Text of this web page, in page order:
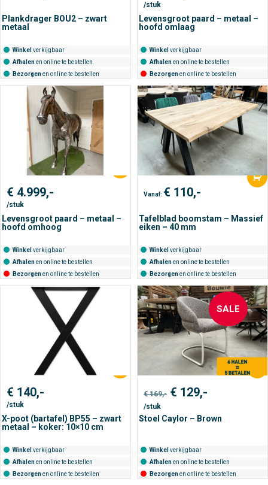
Plankdrager BOU2 – zwart
metaal
Winkel verkijgbaar
Afhalenen online te bestellen
Bezorgenen online te bestellen
/stuk
Levensgroot paard – metaal –
hoofd omlaag
Winkel verkijgbaar
Afhalenen online te bestellen
Bezorgenen online te bestellen
€ 4.999,-
/stuk
Levensgroot paard – metaal –
hoofd omhoog
Winkel verkijgbaar
Afhalenen online te bestellen
Bezorgenen online te bestellen
Vanaf: € 110,-
Tafelblad boomstam – Massief
eiken – 40 mm
Winkel verkijgbaar
Afhalenen online te bestellen
Bezorgenen online te bestellen
€ 140,-
/stuk
X-poot (bartafel) BP55 – zwart
metaal – koker: 10×10 cm
Winkel verkijgbaar
Afhalenen online te bestellen
Bezorgenen online te bestellen
SALE
€169,- Oorspronkelijke
prijs
€ 169,-.
€ 129,-
€ 129,-.
/stuk
Stoel Caylor – Brown
Winkel verkijgbaar
Afhalenen online te bestellen
Bezorgenen online te bestellen